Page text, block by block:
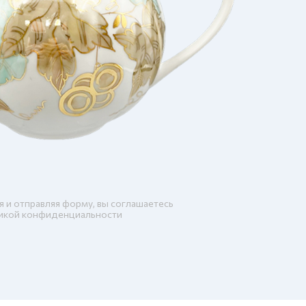
и отправляя форму, вы соглашаетесь
конфиденциальности